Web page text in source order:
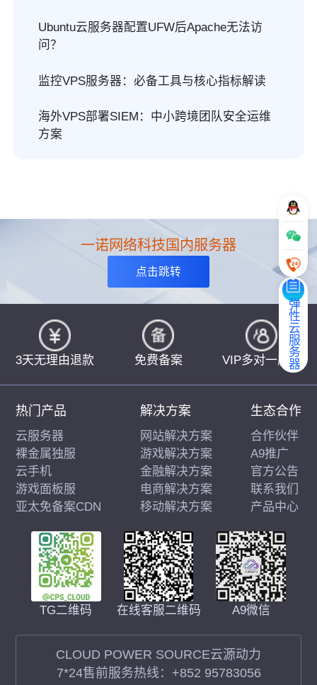
Ubuntu云服务器配置UFW后Apache无法访
问？
监控VPS服务器：必备工具与核心指标解读
海外VPS部署SIEM：中小跨境团队安全运维
方案
弹性云服务器
一诺网络科技国内服务器
点击跳转
3天无理由退款 免费备案 VIP多对一服务
TG二维码 在线客服二维码 A9微信
CLOUD POWER SOURCE云源动力
7*24售前服务热线： +852 95783056
热门产品
云服务器
裸金属独服
云手机
游戏面板服
亚太免备案CDN
解决方案
网站解决方案
游戏解决方案
金融解决方案
电商解决方案
移动解决方案
生态合作
合作伙伴
A9推广
官方公告
联系我们
产品中心